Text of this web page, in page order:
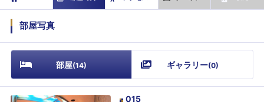
部屋写真
部屋(14) ギャラリー(0)
015